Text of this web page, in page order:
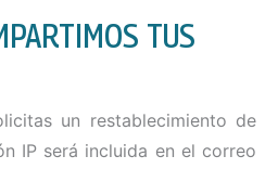
TUS
un restablecimiento de
IP será incluida en el correo